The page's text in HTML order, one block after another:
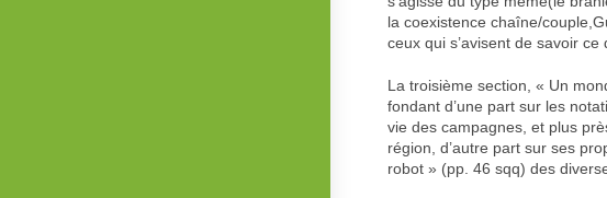
la coexistence chaîne/
ceux qui s’avisent de savoir ce
La troisième section, « Un
fondant d’une part sur les
vie des campagnes, et plus
région, d’autre part sur ses
robot » (pp. 46 sqq) des